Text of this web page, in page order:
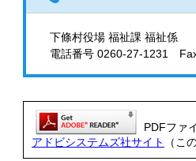
下條村役場 福祉課 福祉係
電話番号 0260-27-1231
PDFファ
アドビシステムズ社サイト
（こ